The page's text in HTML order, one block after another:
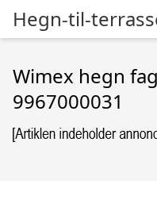
Hegn-til-
Wimex hegn
9967000031